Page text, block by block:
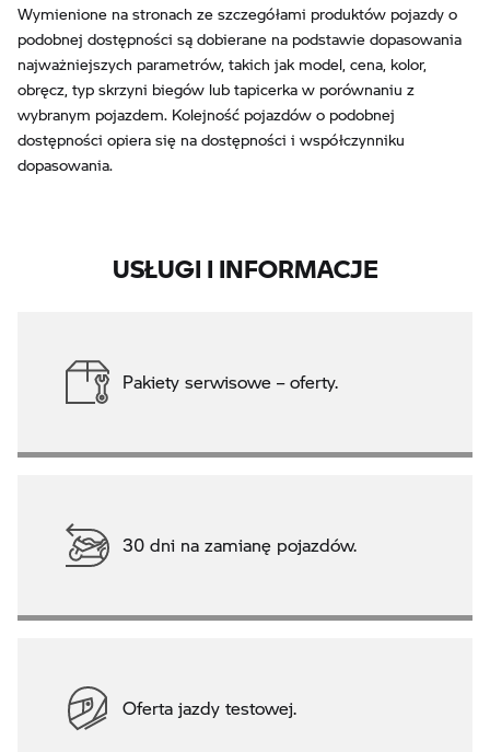
Wymienione na stronach ze szczegółami produktów pojazdy o
podobnej dostępności są dobierane na podstawie dopasowania
najważniejszych parametrów, takich jak model, cena, kolor,
obręcz, typ skrzyni biegów lub tapicerka w porównaniu z
wybranym pojazdem. Kolejność pojazdów o podobnej
dostępności opiera się na dostępności i współczynniku
dopasowania.
USŁUGI I INFORMACJE
Pakiety serwisowe – oferty.
30 dni na zamianę pojazdów.
Oferta jazdy testowej.